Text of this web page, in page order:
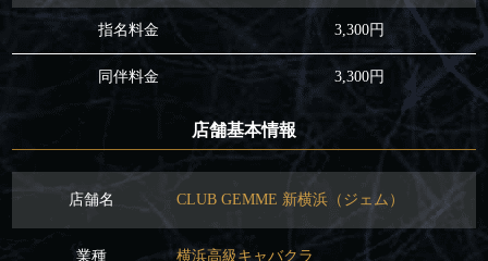
指名料金 3,300円
同伴料金 3,300円
店舗基本情報
店舗名 CLUB GEMME 新横浜（ジェム）
業種 横浜高級キャバクラ